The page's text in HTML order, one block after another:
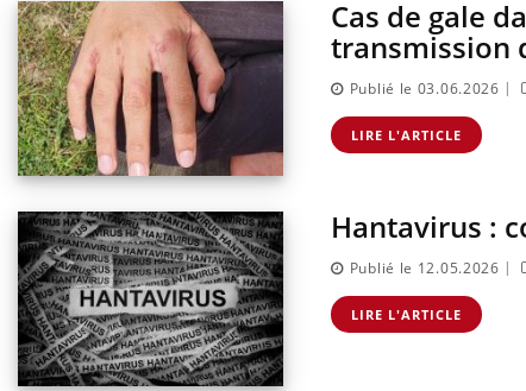
Cas de gale
transmission
Publié le 03.06.2026 |
LIRE L'ARTICLE
Hantavirus :
Publié le 12.05.2026 |
LIRE L'ARTICLE
du 12 août :
c'est
pour la
Bébés, jeunes enfants :
quelle trousse à pharmacie
pour les vacances ?